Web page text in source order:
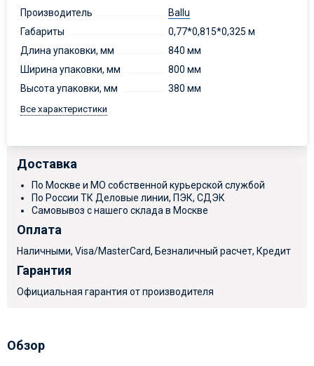
Производитель
Ballu
Габариты
0,77*0,815*0,325 м
Длина упаковки, мм
840 мм
Ширина упаковки, мм
800 мм
Высота упаковки, мм
380 мм
Все характеристики
Доставка
По Москве и МО собственной курьерской службой
По России ТК Деловые линии, ПЭК, СДЭК
Самовывоз с нашего склада в Москве
Оплата
Наличными, Visa/MasterCard, Безналичный расчет, Кредит
Гарантия
Официальная гарантия от производителя
Обзор